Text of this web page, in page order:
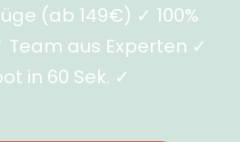
(ab 149€) ✓ 100%
aus Experten ✓
in 60 Sek. ✓